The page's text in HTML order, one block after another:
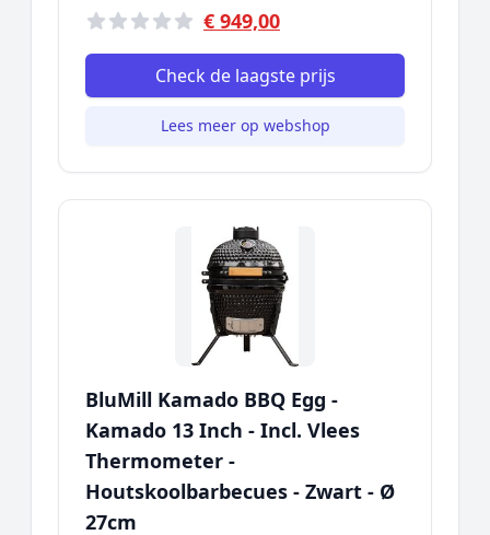
€ 949,00
Check de laagste prijs
Lees meer op webshop
BluMill Kamado BBQ Egg -
Kamado 13 Inch - Incl. Vlees
Thermometer -
Houtskoolbarbecues - Zwart - Ø
27cm